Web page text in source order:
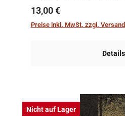
Spielenden aus, die es in
gilt. Doch das geht
Regulärer Preis:
13,00 €
Preise inkl. MwSt. zzgl.
Details
Nicht auf Lager